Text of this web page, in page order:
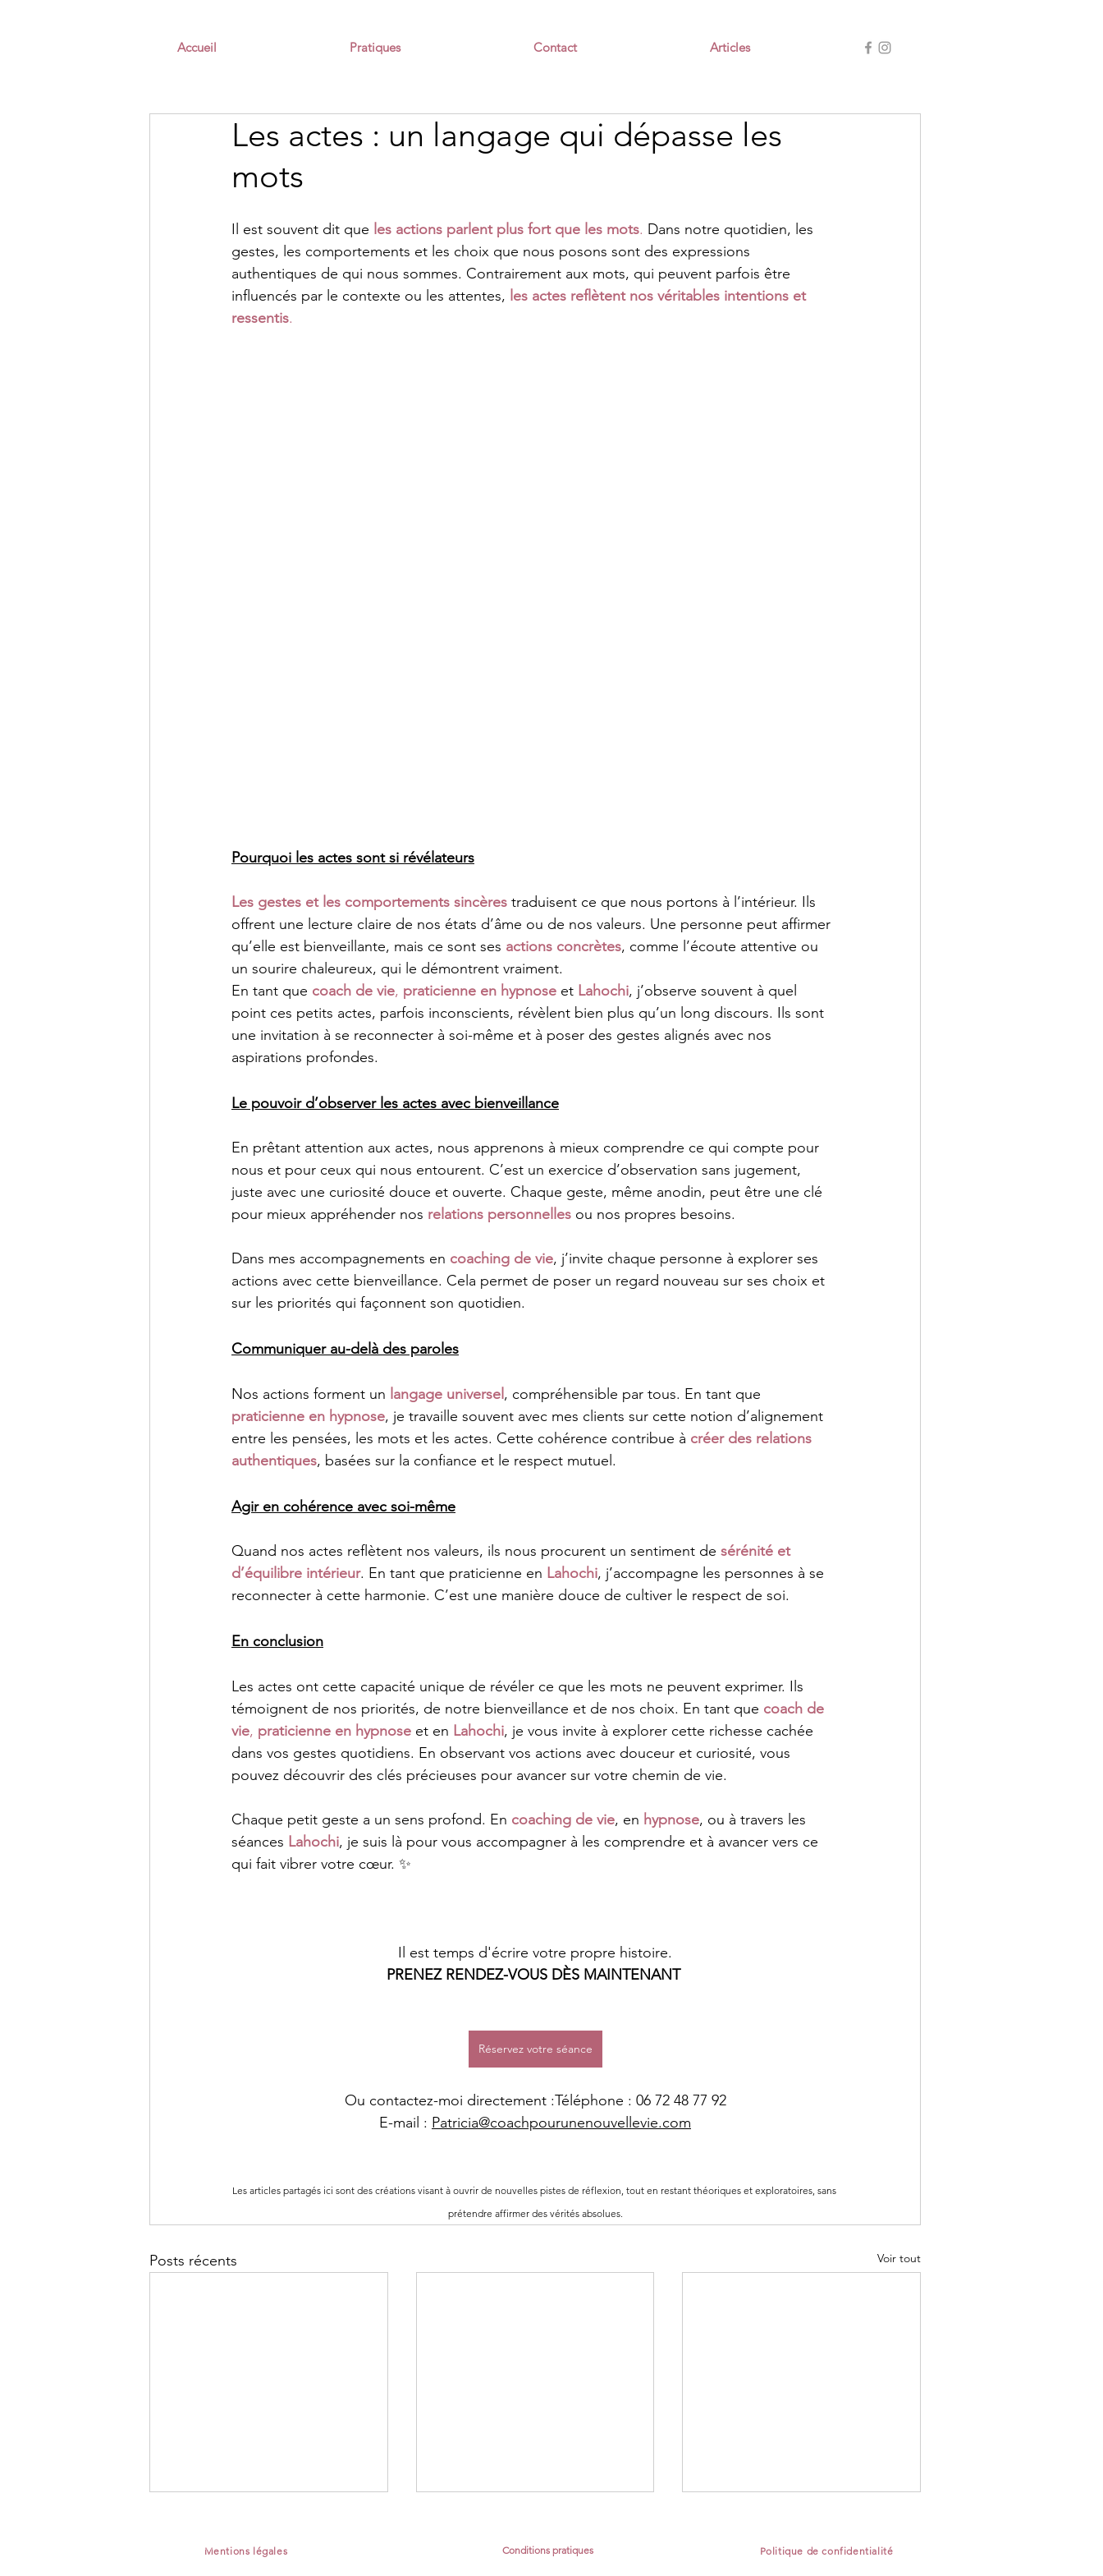
Accueil Pratiques Contact Articles
Les actes : un langage qui dépasse les
mots
Il est souvent dit que les actions parlent plus fort que les mots. Dans notre quotidien, les
gestes, les comportements et les choix que nous posons sont des expressions
authentiques de qui nous sommes. Contrairement aux mots, qui peuvent parfois être
influencés par le contexte ou les attentes, les actes reflètent nos véritables intentions et
ressentis.
Pourquoi les actes sont si révélateurs
Les gestes et les comportements sincères traduisent ce que nous portons à l’intérieur. Ils
offrent une lecture claire de nos états d’âme ou de nos valeurs. Une personne peut affirmer
qu’elle est bienveillante, mais ce sont ses actions concrètes, comme l’écoute attentive ou
un sourire chaleureux, qui le démontrent vraiment.
En tant que coach de vie, praticienne en hypnose et Lahochi, j’observe souvent à quel
point ces petits actes, parfois inconscients, révèlent bien plus qu’un long discours. Ils sont
une invitation à se reconnecter à soi-même et à poser des gestes alignés avec nos
aspirations profondes.
Le pouvoir d’observer les actes avec bienveillance
En prêtant attention aux actes, nous apprenons à mieux comprendre ce qui compte pour
nous et pour ceux qui nous entourent. C’est un exercice d’observation sans jugement,
juste avec une curiosité douce et ouverte. Chaque geste, même anodin, peut être une clé
pour mieux appréhender nos relations personnelles ou nos propres besoins.
Dans mes accompagnements en coaching de vie, j’invite chaque personne à explorer ses
actions avec cette bienveillance. Cela permet de poser un regard nouveau sur ses choix et
sur les priorités qui façonnent son quotidien.
Communiquer au-delà des paroles
Nos actions forment un langage universel, compréhensible par tous. En tant que
praticienne en hypnose, je travaille souvent avec mes clients sur cette notion d’alignement
entre les pensées, les mots et les actes. Cette cohérence contribue à créer des relations
authentiques, basées sur la confiance et le respect mutuel.
Agir en cohérence avec soi-même
Quand nos actes reflètent nos valeurs, ils nous procurent un sentiment de sérénité et
d’équilibre intérieur. En tant que praticienne en Lahochi, j’accompagne les personnes à se
reconnecter à cette harmonie. C’est une manière douce de cultiver le respect de soi.
En conclusion
Les actes ont cette capacité unique de révéler ce que les mots ne peuvent exprimer. Ils
témoignent de nos priorités, de notre bienveillance et de nos choix. En tant que coach de
vie, praticienne en hypnose et en Lahochi, je vous invite à explorer cette richesse cachée
dans vos gestes quotidiens. En observant vos actions avec douceur et curiosité, vous
pouvez découvrir des clés précieuses pour avancer sur votre chemin de vie.
Chaque petit geste a un sens profond. En coaching de vie, en hypnose, ou à travers les
séances Lahochi, je suis là pour vous accompagner à les comprendre et à avancer vers ce
qui fait vibrer votre cœur. ✨
Il est temps d'écrire votre propre histoire.
PRENEZ RENDEZ-VOUS DÈS MAINTENANT
Réservez votre séance
Ou contactez-moi directement :Téléphone : 06 72 48 77 92
E-mail : Patricia@coachpourunenouvellevie.com
Les articles partagés ici sont des créations visant à ouvrir de nouvelles pistes de réflexion, tout en restant théoriques et exploratoires, sans
prétendre affirmer des vérités absolues.
Posts récents Voir tout
Mentions légales
coach pour une nouvelle vie Conditions pratiques Politique de confidentialité